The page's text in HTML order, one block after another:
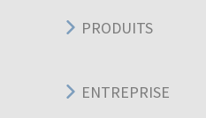
PRODUITS
ENTREPRISE